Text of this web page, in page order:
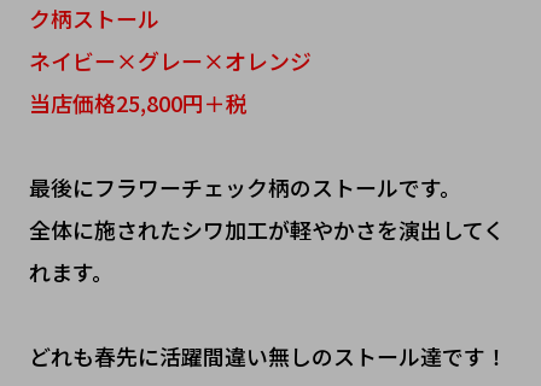
ク柄ストール
ネイビー×グレー×オレンジ
当店価格25,800円＋税
最後にフラワーチェック柄のストールです。
全体に施されたシワ加工が軽やかさを演出してく
れます。
どれも春先に活躍間違い無しのストール達です！